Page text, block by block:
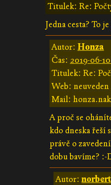
Titulek: Re:
Jedna cesta? To
Autor: Honza
Čas: 2019-06-
Titulek: Re:
Web: neuveden
Mail:
A proč se
kdo dneska řeší
právě o
dobu bavíme? :-
Autor: